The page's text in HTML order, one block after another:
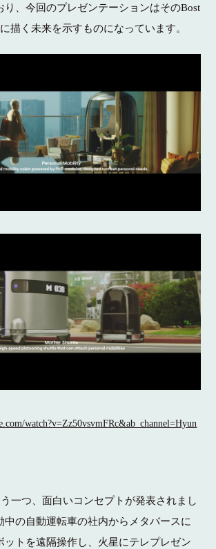
り、今回のプレゼンテーションはそのBost
描く未来を示すものになっています。
watch?v=Zz50vsvmFRc&ab_channel=Hyun
一つ、面白いコンセプトが発表されまし
中の自動運転車の社内からメタバースに
ットを遠隔操作し、火星にテレプレゼン